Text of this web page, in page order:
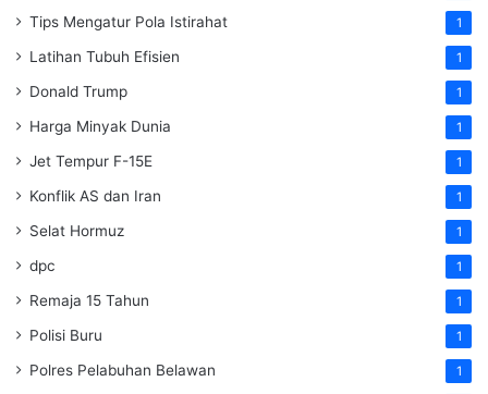
Tips Mengatur Pola Istirahat 1
Latihan Tubuh Efisien 1
Donald Trump 1
Harga Minyak Dunia 1
Jet Tempur F-15E 1
Konflik AS dan Iran 1
Selat Hormuz 1
dpc 1
Remaja 15 Tahun 1
Polisi Buru 1
Polres Pelabuhan Belawan 1